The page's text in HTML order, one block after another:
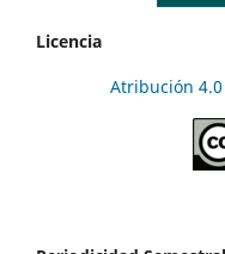
Licencia
Atribución 4.0